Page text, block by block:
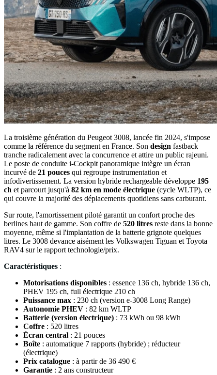
La troisième génération du Peugeot 3008, lancée fin 2024, s'impose
comme la référence du segment en France. Son design fastback
tranche radicalement avec la concurrence et attire un public rajeuni.
Le poste de conduite i-Cockpit panoramique intègre un écran
incurvé de 21 pouces qui regroupe instrumentation et
infodivertissement. La version hybride rechargeable développe 195
ch et parcourt jusqu'à 82 km en mode électrique (cycle WLTP), ce
qui couvre la majorité des déplacements quotidiens sans carburant.
Sur route, l'amortissement piloté garantit un confort proche des
berlines haut de gamme. Son coffre de 520 litres reste dans la bonne
moyenne, même si l'implantation de la batterie grignote quelques
litres. Le 3008 devance aisément les Volkswagen Tiguan et Toyota
RAV4 sur le rapport technologie/prix.
Caractéristiques :
Motorisations disponibles : essence 136 ch, hybride 136 ch,
PHEV 195 ch, full électrique 210 ch
Puissance max : 230 ch (version e-3008 Long Range)
Autonomie PHEV : 82 km WLTP
Batterie (version électrique) : 73 kWh ou 98 kWh
Coffre : 520 litres
Écran central : 21 pouces
Boîte : automatique 7 rapports (hybride) ; réducteur
(électrique)
Prix catalogue : à partir de 36 490 €
Garantie : 2 ans constructeur